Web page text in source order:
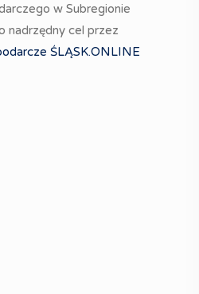
w Subregionie
nadrzędny cel przez
ŚLĄSK.ONLINE